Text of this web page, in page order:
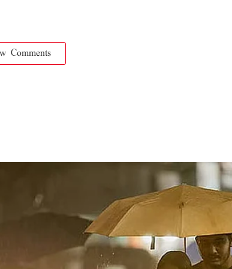
Comments